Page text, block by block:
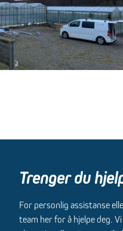
Trenger du
For personlig assistanse
team her for å hjelpe deg.